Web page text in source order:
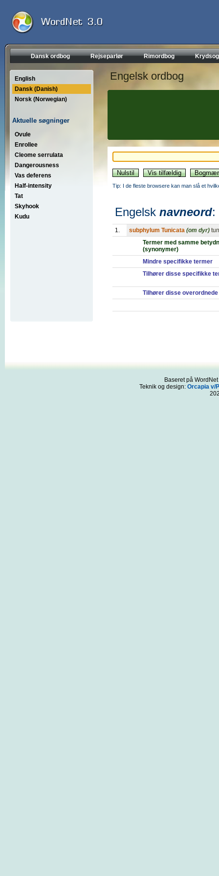
Dansk ordbog Rejseparlør Rimordbog
English
Dansk (Danish)
Norsk (Norwegian)
Aktuelle søgninger
Ovule
Enrollee
Cleome serrulata
Dangerousness
Vas deferens
Half-intensity
Tat
Skyhook
Kudu
Engelsk ordbog
Tip: I de fleste browsere kan man slå et
Engelsk navneord:
1. subphylum Tunicata (om dyr)
Termer med samme
(synonymer)
Mindre specifikke termer
Tilhører disse specifikke
Tilhører disse
Baseret på
Teknik og design: Orcapia v/